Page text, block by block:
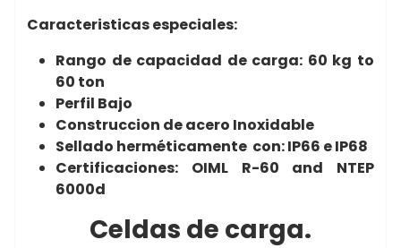
Caracteristicas especiales:
Rango de capacidad de carga: 60 kg to
60 ton
Perfil Bajo
Construccion de acero Inoxidable
Sellado herméticamente con: IP66 e IP68
Certificaciones: OIML R-60 and NTEP
6000d
Celdas de carga.